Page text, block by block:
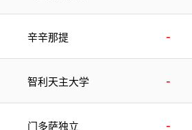
辛辛那提 -
智利天主大学 -
门多萨独立 -